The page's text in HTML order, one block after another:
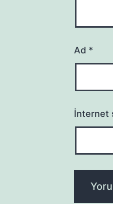
Ad *
İnternet